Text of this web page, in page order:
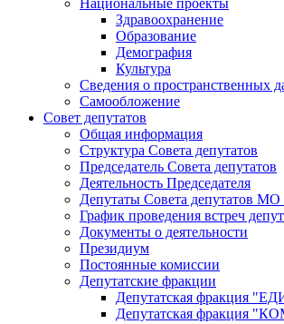
Здравоохранение
Образование
Демография
Культура
Сведения о пространственных
Самообложение
Совет депутатов
Общая информация
Структура Совета депутатов
Председатель Совета депутатов
Деятельность Председателя
Депутаты Совета депутатов
График проведения встреч
Документы о деятельности
Президиум
Постоянные комиссии
Депутатские фракции
Депутатская фракция
Депутатская